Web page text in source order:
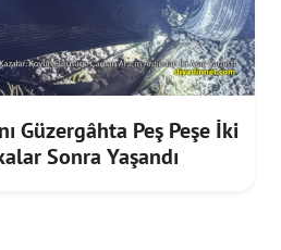
Güzergâhta Peş Peşe İki
Sonra Yaşandı